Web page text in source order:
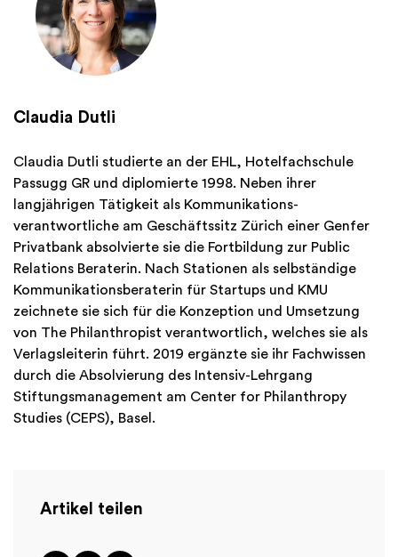
Claudia Dutli
Claudia Dutli studierte an der EHL, Hotelfachschule
Passugg GR und diplomierte 1998. Neben ihrer
langjährigen Tätigkeit als Kommunikations-
verantwortliche am Geschäftssitz Zürich einer Genfer
Privatbank absolvierte sie die Fortbildung zur Public
Relations Beraterin. Nach Stationen als selbständige
Kommunikationsberaterin für Startups und KMU
zeichnete sie sich für die Konzeption und Umsetzung
von The Philanthropist verantwortlich, welches sie als
Verlagsleiterin führt. 2019 ergänzte sie ihr Fachwissen
durch die Absolvierung des Intensiv-Lehrgang
Stiftungsmanagement am Center for Philanthropy
Studies (CEPS), Basel.
Artikel teilen